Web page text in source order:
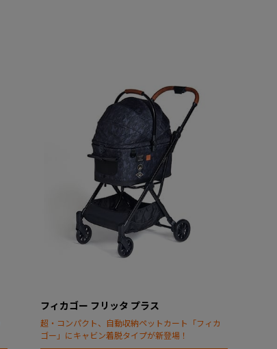
フィカゴー フリッタ プラス
超・コンパクト、自動収納ペットカート「フィカ
ゴー」にキャビン着脱タイプが新登場！